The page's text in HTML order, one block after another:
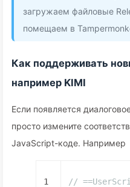
загружаем файловые
помещаем в
Как поддерживать
например KIMI
Если появляется
просто измените
JavaScript-коде. Например
1
//